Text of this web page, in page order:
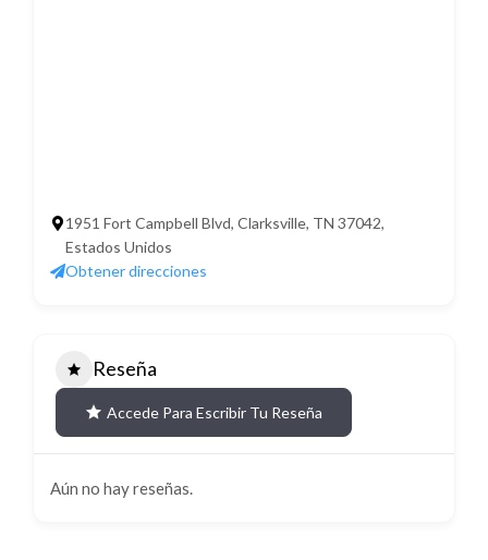
1951 Fort Campbell Blvd, Clarksville, TN 37042,
Estados Unidos
Obtener direcciones
Reseña
Accede Para Escribir Tu Reseña
Aún no hay reseñas.